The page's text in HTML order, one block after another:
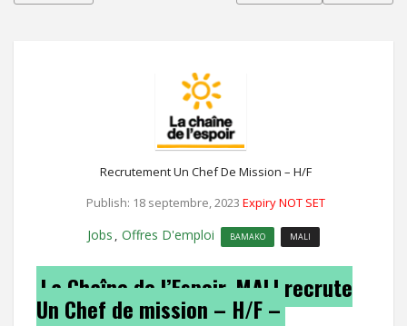
Recrutement Un Chef De Mission – H/F
Publish: 18 septembre, 2023 Expiry NOT SET
Jobs Offres D'emploi BAMAKO MALI
La Chaîne de l’Espoir. MALI recrute
Un Chef de mission – H/F –